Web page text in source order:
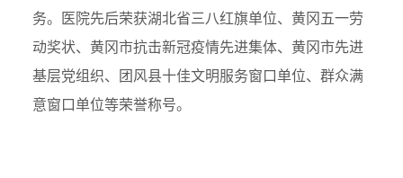
务。医院先后荣获湖北省三八红旗单位、黄冈五一劳
动奖状、黄冈市抗击新冠疫情先进集体、黄冈市先进
基层党组织、团风县十佳文明服务窗口单位、群众满
意窗口单位等荣誉称号。